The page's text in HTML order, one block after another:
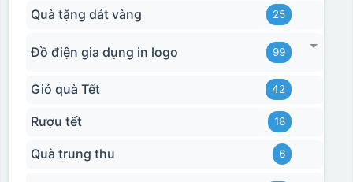
Quà tặng dát vàng 25
Đồ điện gia dụng in logo 99
Giỏ quà Tết 42
Rượu tết 18
Quà trung thu 6